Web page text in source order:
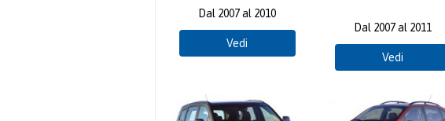
Dal 2007 al 2010
Vedi
Dal 2007 al 2011
Vedi